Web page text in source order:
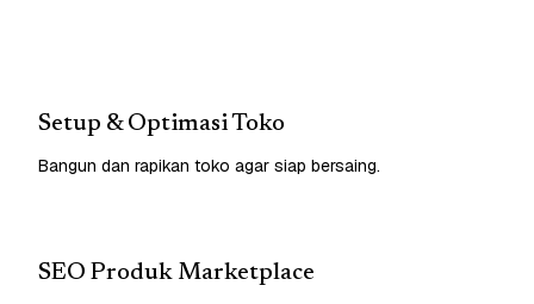
Setup & Optimasi Toko
Bangun dan rapikan toko agar siap bersaing.
SEO Produk Marketplace